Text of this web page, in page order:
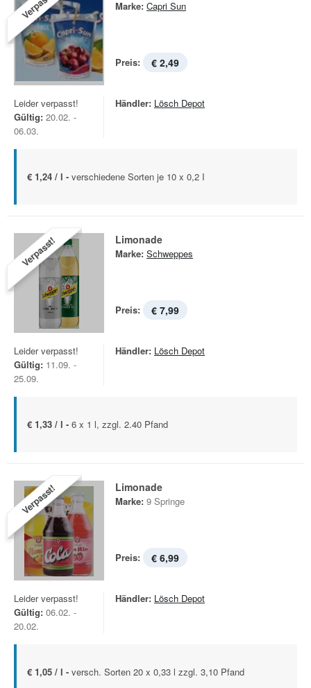
Marke: Capri Sun
Preis: € 2,49
Leider verpasst!
Gültig: 20.02. -
06.03.
Händler: Lösch Depot
€ 1,24 / l - verschiedene Sorten je 10 x 0,2 I
Verpasst! Limonade
Marke: Schweppes
Preis: € 7,99
Leider verpasst!
Gültig: 11.09. -
25.09.
Händler: Lösch Depot
€ 1,33 / l - 6 x 1 l, zzgl. 2.40 Pfand
Verpasst! Limonade
Marke: 9 Springe
Preis: € 6,99
Leider verpasst!
Gültig: 06.02. -
20.02.
Händler: Lösch Depot
€ 1,05 / l - versch. Sorten 20 x 0,33 l zzgl. 3,10 Pfand